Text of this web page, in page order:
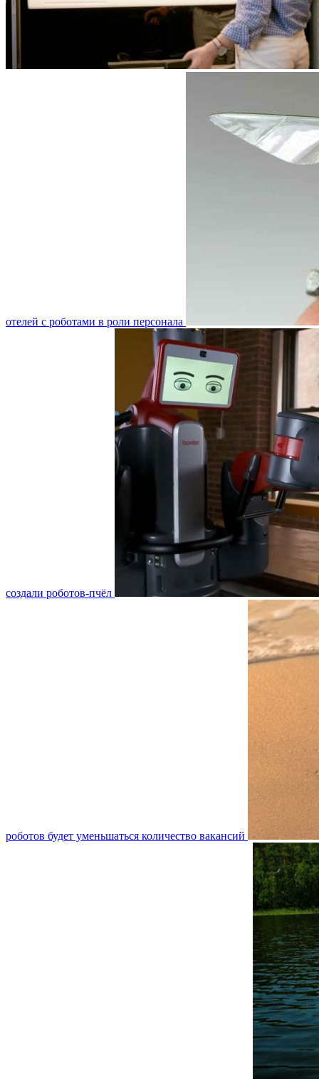
отелей с роботами в роли персонала
создали роботов-пчёл
роботов будет уменьшаться количество вакансий